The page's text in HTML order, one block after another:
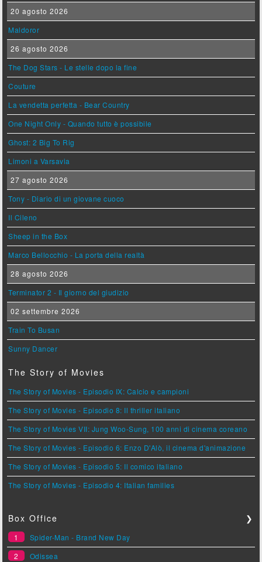
20 agosto 2026
Maldoror
26 agosto 2026
The Dog Stars - Le stelle dopo la fine
Couture
La vendetta perfetta - Bear Country
One Night Only - Quando tutto è possibile
Ghost: 2 Big To Rig
Limoni a Varsavia
27 agosto 2026
Tony - Diario di un giovane cuoco
Il Cileno
Sheep in the Box
Marco Bellocchio - La porta della realtà
28 agosto 2026
Terminator 2 - Il giorno del giudizio
02 settembre 2026
Train To Busan
Sunny Dancer
The Story of Movies
The Story of Movies - Episodio IX: Calcio e campioni
The Story of Movies - Episodio 8: Il thriller italiano
The Story of Movies VII: Jung Woo-Sung, 100 anni di cinema coreano
The Story of Movies - Episodio 6: Enzo D'Alò, il cinema d'animazione
The Story of Movies - Episodio 5: Il comico italiano
The Story of Movies - Episodio 4: Italian families
Box Office ❯
1
Spider-Man - Brand New Day
2
Odissea